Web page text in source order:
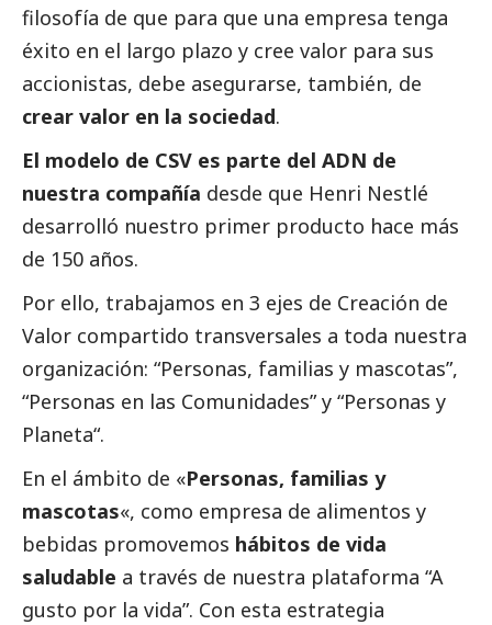
filosofía de que para que una empresa tenga
éxito en el largo plazo y cree valor para sus
accionistas, debe asegurarse, también, de
crear valor en la sociedad.
El modelo de CSV es parte del ADN de
nuestra compañía desde que Henri Nestlé
desarrolló nuestro primer producto hace más
de 150 años.
Por ello, trabajamos en 3 ejes de Creación de
Valor compartido transversales a toda nuestra
organización: “Personas, familias y mascotas”,
“Personas en las Comunidades” y “Personas y
Planeta“.
En el ámbito de «Personas, familias y
mascotas«, como empresa de alimentos y
bebidas promovemos hábitos de vida
saludable a través de nuestra plataforma “A
gusto por la vida”. Con esta estrategia